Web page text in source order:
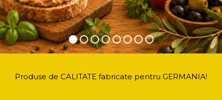
Produse de CALITATE fabricate pentru GERMANIA!